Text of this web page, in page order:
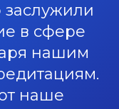
заслужили
в сфере
нашим
наше